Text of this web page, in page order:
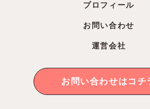
プロフィール
お問い合わせ
運営会社
お問い合わせはコチ